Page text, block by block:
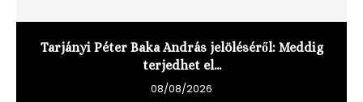
Tarjányi Péter Baka András jelöléséről: Meddig
terjedhet el...
08/08/2026